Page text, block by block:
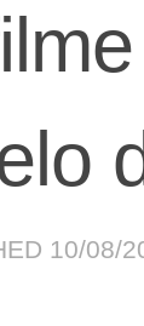
10/08/